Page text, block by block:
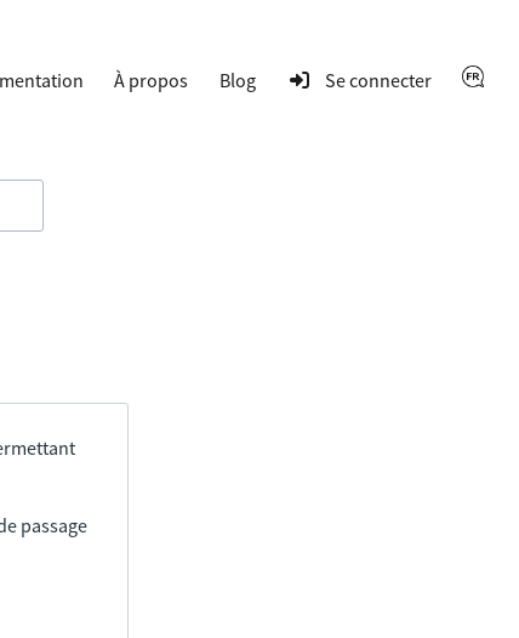
À propos Blog Se connecter
passage